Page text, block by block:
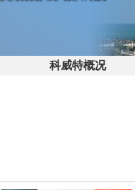
科威特概况